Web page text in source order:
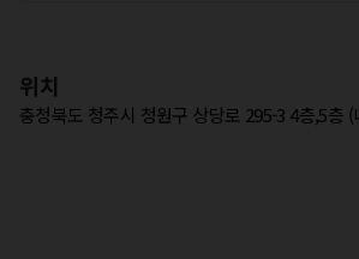
위치
충청북도 청주시 청원구 상당로 295-3 4층,5층 (